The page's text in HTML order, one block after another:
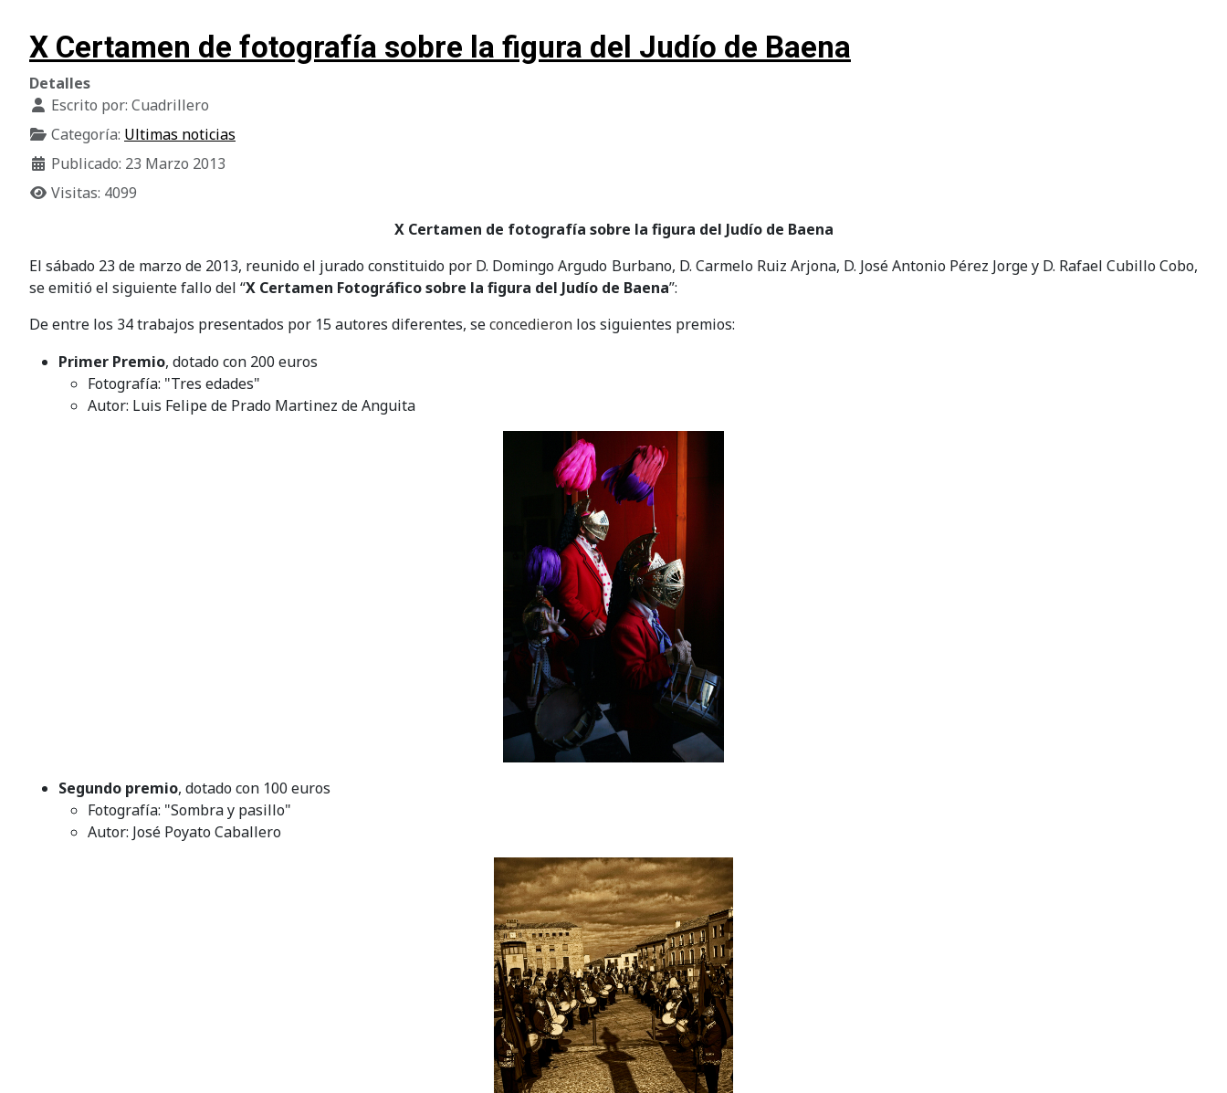
X Certamen de fotografía sobre la figura del Judío de Baena
Detalles
Escrito por: Cuadrillero
Categoría: Ultimas noticias
Publicado: 23 Marzo 2013
Visitas: 4099
X Certamen de fotografía sobre la figura del Judío de Baena
El sábado 23 de marzo de 2013, reunido el jurado constituido por D. Domingo Argudo Burbano, D. Carmelo Ruiz Arjona, D. José Antonio Pérez Jorge y D. Rafael Cubillo Cobo,
se emitió el siguiente fallo del “X Certamen Fotográfico sobre la figura del Judío de Baena”:
De entre los 34 trabajos presentados por 15 autores diferentes, seconcedieron los siguientes premios:
Primer Premio, dotado con 200 euros
Fotografía: "Tres edades"
Autor: Luis Felipe de Prado Martinez de Anguita
Segundo premio, dotado con 100 euros
Fotografía: "Sombra y pasillo"
Autor: José Poyato Caballero